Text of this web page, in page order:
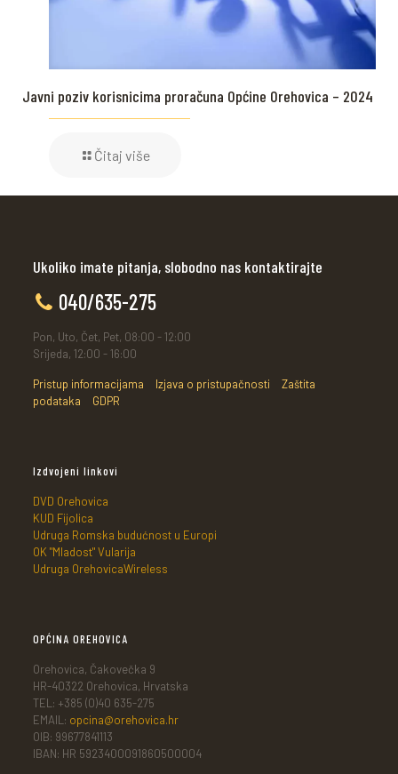
Javni poziv korisnicima proračuna Općine Orehovica – 2024
Čitaj više
Ukoliko imate pitanja, slobodno nas kontaktirajte
040/635-275
Pon, Uto, Čet, Pet, 08:00 - 12:00
Srijeda, 12:00 - 16:00
Pristup informacijama Izjava o pristupačnosti
Zaštita
podataka
GDPR
Izdvojeni linkovi
DVD Orehovica
KUD Fijolica
Udruga Romska budućnost u Europi
OK "Mladost" Vularija
Udruga OrehovicaWireless
OPĆINA OREHOVICA
Orehovica, Čakovečka 9
HR-40322 Orehovica, Hrvatska
TEL: +385 (0)40 635-275
EMAIL: opcina@orehovica.hr
OIB: 99677841113
IBAN: HR 5923400091860500004